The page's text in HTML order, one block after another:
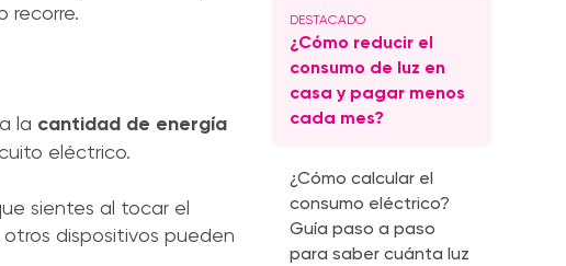
recorre.
la cantidad de energía
eléctrico.
sientes al tocar el
dispositivos pueden
¿Cómo reducir el
consumo de luz en
casa y pagar menos
cada mes?
¿Cómo calcular el
consumo eléctrico?
Guía paso a paso
para saber cuánta luz